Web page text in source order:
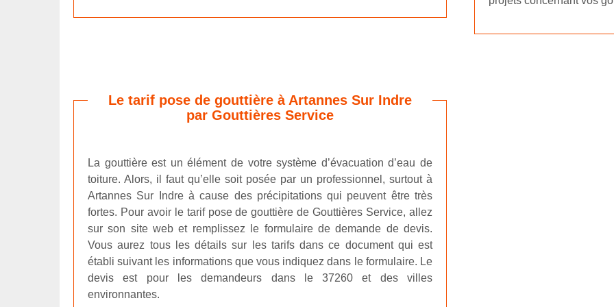
Le tarif pose de gouttière à Artannes Sur Indre
par Gouttières Service
La gouttière est un élément de votre système d’évacuation d’eau de
toiture. Alors, il faut qu’elle soit posée par un professionnel, surtout à
Artannes Sur Indre à cause des précipitations qui peuvent être très
fortes. Pour avoir le tarif pose de gouttière de Gouttières Service, allez
sur son site web et remplissez le formulaire de demande de devis.
Vous aurez tous les détails sur les tarifs dans ce document qui est
établi suivant les informations que vous indiquez dans le formulaire. Le
devis est pour les demandeurs dans le 37260 et des villes
environnantes.